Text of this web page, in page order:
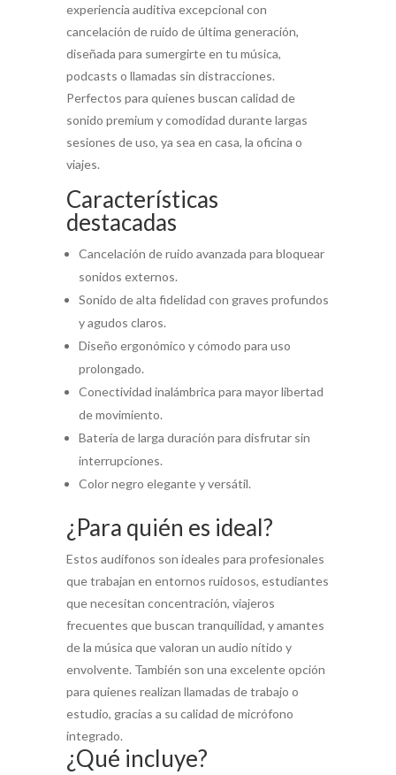
experiencia auditiva excepcional con
cancelación de ruido de última generación,
diseñada para sumergirte en tu música,
podcasts o llamadas sin distracciones.
Perfectos para quienes buscan calidad de
sonido premium y comodidad durante largas
sesiones de uso, ya sea en casa, la oficina o
viajes.
Características
destacadas
Cancelación de ruido avanzada para bloquear
sonidos externos.
Sonido de alta fidelidad con graves profundos
y agudos claros.
Diseño ergonómico y cómodo para uso
prolongado.
Conectividad inalámbrica para mayor libertad
de movimiento.
Batería de larga duración para disfrutar sin
interrupciones.
Color negro elegante y versátil.
¿Para quién es ideal?
Estos audífonos son ideales para profesionales
que trabajan en entornos ruidosos, estudiantes
que necesitan concentración, viajeros
frecuentes que buscan tranquilidad, y amantes
de la música que valoran un audio nítido y
envolvente. También son una excelente opción
para quienes realizan llamadas de trabajo o
estudio, gracias a su calidad de micrófono
integrado.
¿Qué incluye?